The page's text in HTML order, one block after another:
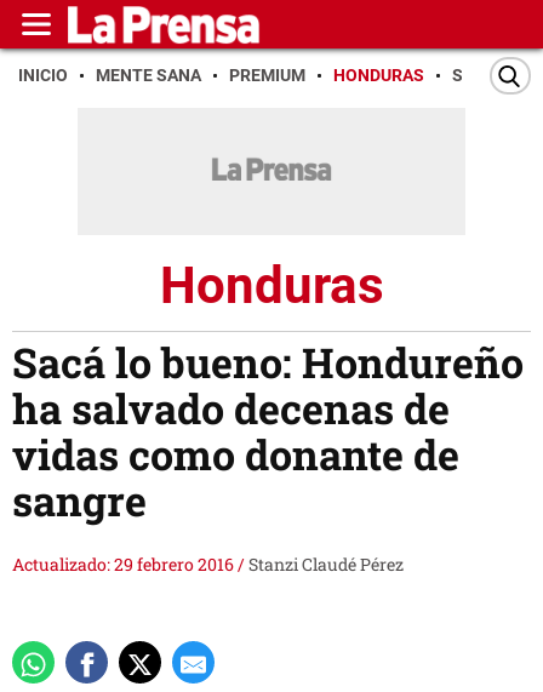
INICIO MENTE SANA PREMIUM HONDURAS SAN PEDRO
Honduras
Sacá lo bueno: Hondureño
ha salvado decenas de
vidas como donante de
sangre
Actualizado: 29 febrero 2016/Stanzi Claudé Pérez